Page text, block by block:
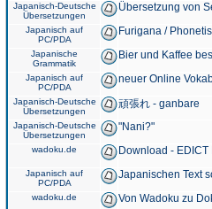
Japanisch-Deutsche
Übersetzungen
Übersetzung von
Japanisch auf
PC/PDA
Furigana /
Japanische
Grammatik
Bier und Kaffee
Japanisch auf
PC/PDA
neuer Online
Japanisch-Deutsche
Übersetzungen
頑張れ - ganbare
Japanisch-Deutsche
Übersetzungen
"Nani?"
wadoku.de Download - EDICT
Japanisch auf
PC/PDA
Japanischen Text
wadoku.de Von Wadoku zu